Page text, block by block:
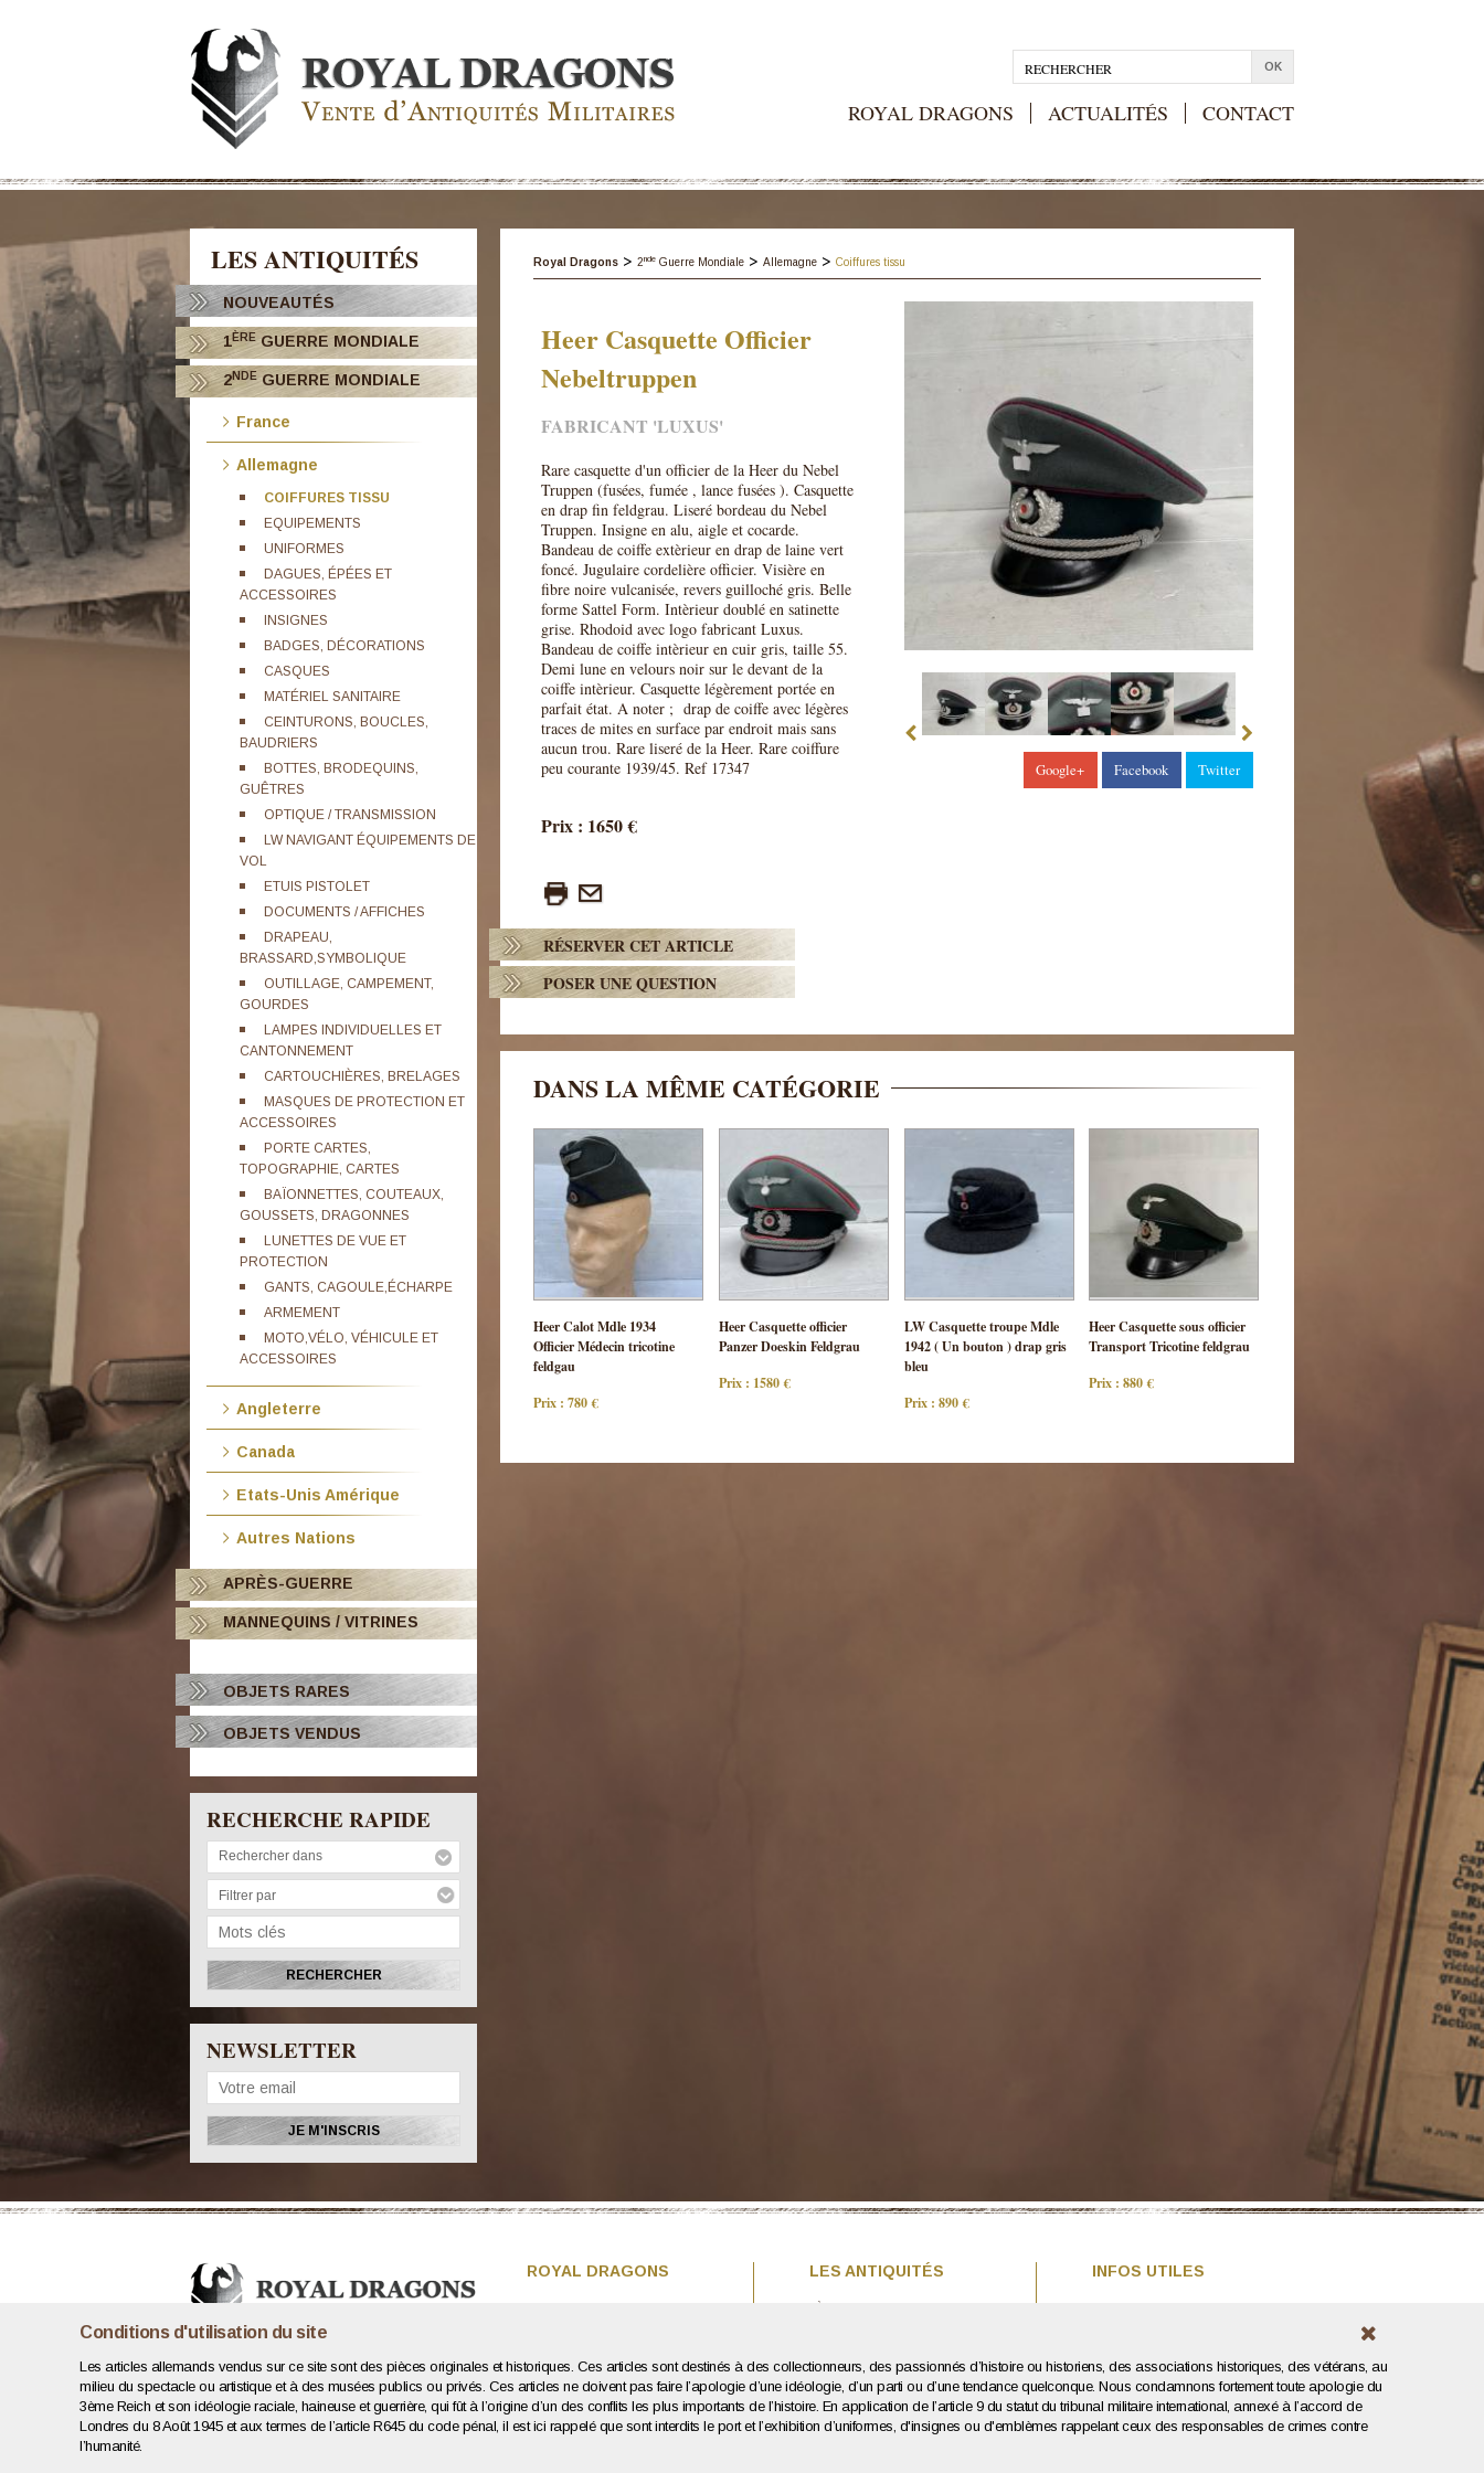
Conditions d'utilisation du site
Les articles allemands vendus sur ce site sont des pièces originales et historiques. Ces articles sont destinés à des collectionneurs, des passionnés d’histoire ou historiens, des associations historiques, des vétérans, au
milieu du spectacle ou artistique et à des musées publics ou privés. Ces articles ne doivent pas faire l’apologie d’une idéologie, d’un parti ou d’une tendance quelconque. Nous condamnons fortement toute apologie du
3ème Reich et son idéologie raciale, haineuse et guerrière, qui fût à l’origine d’un des conflits les plus importants de l’histoire. En application de l’article 9 du statut du tribunal militaire international, annexé à l’accord de
Londres du 8 Août 1945 et aux termes de l’article R645 du code pénal, il est ici rappelé que sont interdits le port et l’exhibition d’uniformes, d'insignes ou d'emblèmes rappelant ceux des responsables de crimes contre
l’humanité.
ROYAL DRAGONS ACTUALITÉS CONTACT
LES ANTIQUITÉS
NOUVEAUTÉS
1ÈREGUERRE MONDIALE
2NDEGUERRE MONDIALE
France
Allemagne
COIFFURES TISSU
EQUIPEMENTS
UNIFORMES
DAGUES, ÉPÉES ET
ACCESSOIRES
INSIGNES
BADGES, DÉCORATIONS
CASQUES
MATÉRIEL SANITAIRE
CEINTURONS, BOUCLES,
BAUDRIERS
BOTTES, BRODEQUINS,
GUÊTRES
OPTIQUE / TRANSMISSION
LW NAVIGANT ÉQUIPEMENTS DE
VOL
ETUIS PISTOLET
DOCUMENTS / AFFICHES
DRAPEAU,
BRASSARD,SYMBOLIQUE
OUTILLAGE, CAMPEMENT,
GOURDES
LAMPES INDIVIDUELLES ET
CANTONNEMENT
CARTOUCHIÈRES, BRELAGES
MASQUES DE PROTECTION ET
ACCESSOIRES
PORTE CARTES,
TOPOGRAPHIE, CARTES
BAÏONNETTES, COUTEAUX,
GOUSSETS, DRAGONNES
LUNETTES DE VUE ET
PROTECTION
GANTS, CAGOULE,ÉCHARPE
ARMEMENT
MOTO,VÉLO, VÉHICULE ET
ACCESSOIRES
Angleterre
Canada
Etats-Unis Amérique
Autres Nations
APRÈS-GUERRE
MANNEQUINS / VITRINES
OBJETS RARES
OBJETS VENDUS
RECHERCHE RAPIDE
Rechercher dans
Filtrer par
NEWSLETTER
Royal Dragons> 2ndeGuerre Mondiale> Allemagne> Coiffures tissu
Heer Casquette Officier
Nebeltruppen
FABRICANT 'LUXUS'
Rare casquette d'un officier de la Heer du Nebel
Truppen (fusées, fumée , lance fusées ). Casquette
en drap fin feldgrau. Liseré bordeau du Nebel
Truppen. Insigne en alu, aigle et cocarde.
Bandeau de coiffe extèrieur en drap de laine vert
foncé. Jugulaire cordelière officier. Visière en
fibre noire vulcanisée, revers guilloché gris. Belle
forme Sattel Form. Intèrieur doublé en satinette
grise. Rhodoid avec logo fabricant Luxus.
Bandeau de coiffe intèrieur en cuir gris, taille 55.
Demi lune en velours noir sur le devant de la
coiffe intèrieur. Casquette légèrement portée en
parfait état. A noter ; drap de coiffe avec légères
traces de mites en surface par endroit mais sans
aucun trou. Rare liseré de la Heer. Rare coiffure
peu courante 1939/45. Ref 17347
Prix : 1650 €
RÉSERVER CET ARTICLE
POSER UNE QUESTION
Google+ Facebook Twitter
DANS LA MÊME CATÉGORIE
Consulter
cette pièce
Heer Calot Mdle 1934
Officier Médecin tricotine
feldgau
Prix : 780 €
Consulter
cette pièce
Heer Casquette officier
Panzer Doeskin Feldgrau
Prix : 1580 €
Consulter
cette pièce
LW Casquette troupe Mdle
1942 ( Un bouton ) drap gris
bleu
Prix : 890 €
Consulter
cette pièce
Heer Casquette sous officier
Transport Tricotine feldgrau
Prix : 880 €
ROYAL DRAGONS LES ANTIQUITÉS
ère
INFOS UTILES
Politique de confidentialité
Agence web : Human To Computer